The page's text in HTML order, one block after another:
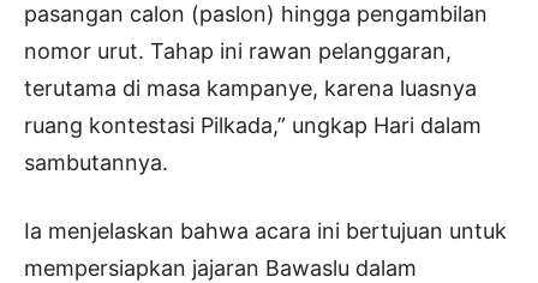
pasangan calon (paslon) hingga pengambilan
nomor urut. Tahap ini rawan pelanggaran,
terutama di masa kampanye, karena luasnya
ruang kontestasi Pilkada,” ungkap Hari dalam
sambutannya.
Ia menjelaskan bahwa acara ini bertujuan untuk
mempersiapkan jajaran Bawaslu dalam